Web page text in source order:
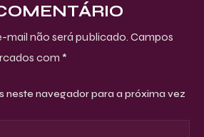
mail não será publicado. Campos
com *
neste navegador para a próxima vez